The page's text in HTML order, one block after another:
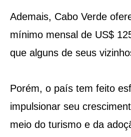
Ademais, Cabo Verde
mínimo mensal de US$
que alguns de seus
Porém, o país tem feito
impulsionar seu
meio do turismo e da